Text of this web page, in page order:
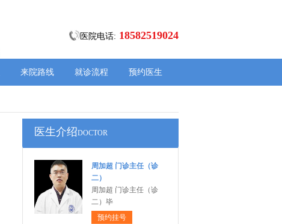
医院电话: 18582519024
来院路线 就诊流程 预约医生
医生介绍DOCTOR
周加超 门诊主任（诊
二）
周加超 门诊主任（诊
二）毕
预约挂号